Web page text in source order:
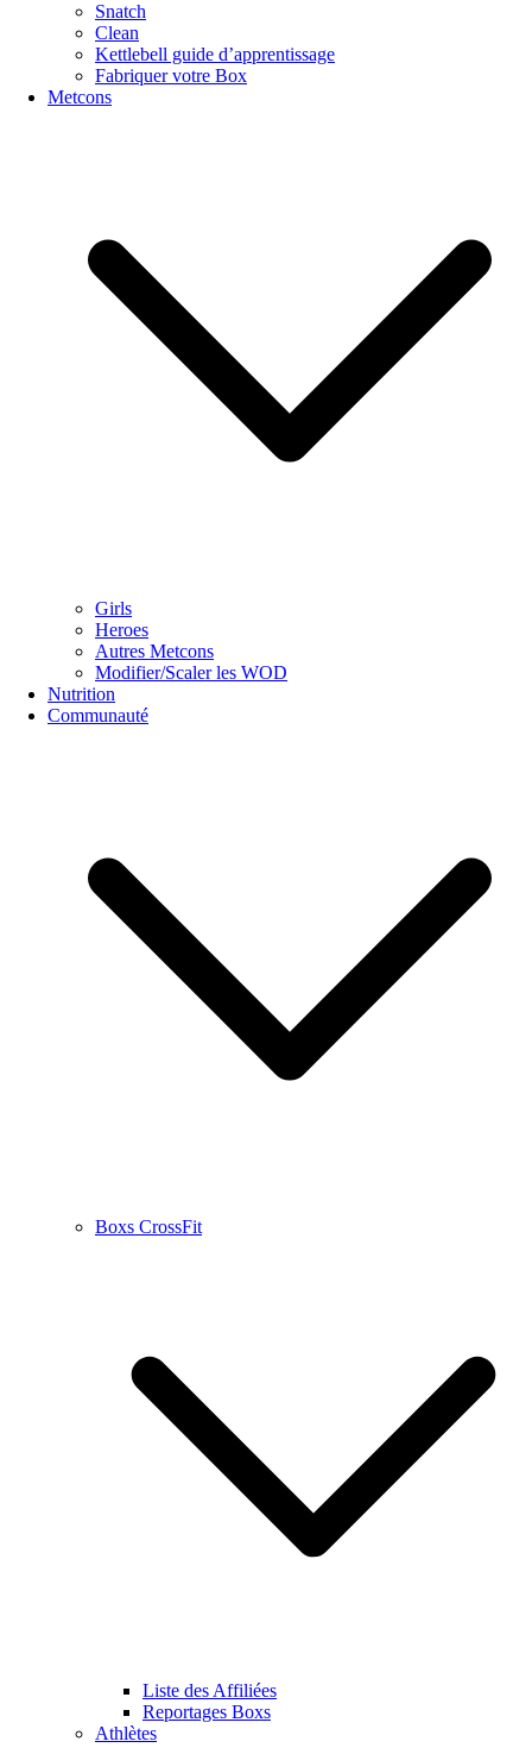
Snatch
Clean
Kettlebell guide d’apprentissage
Fabriquer votre Box
Metcons
Girls
Heroes
Autres Metcons
Modifier/Scaler les WOD
Nutrition
Communauté
Boxs CrossFit
Liste des Affiliées
Reportages Boxs
Athlètes